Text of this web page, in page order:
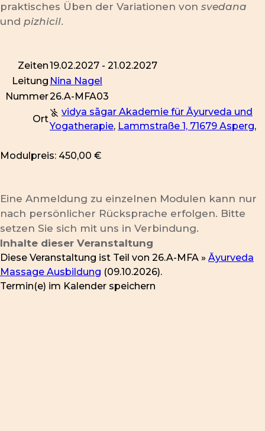
praktisches Üben der Variationen von svedana
und pizhicil.
Zeiten19.02.2027 - 21.02.2027
Leitung Nina Nagel
Nummer26.A-MFA03
Ort
vidya sāgar Akademie für Āyurveda und
Yogatherapie, Lammstraße 1, 71679 Asperg,
Modulpreis: 450,00 €
Eine Anmeldung zu einzelnen Modulen kann nur
nach persönlicher Rücksprache erfolgen. Bitte
setzen Sie sich mit uns in Verbindung.
Inhalte dieser Veranstaltung
Diese Veranstaltung ist Teil von 26.A-MFA » Āyurveda
Massage Ausbildung (09.10.2026).
Termin(e) im Kalender speichern